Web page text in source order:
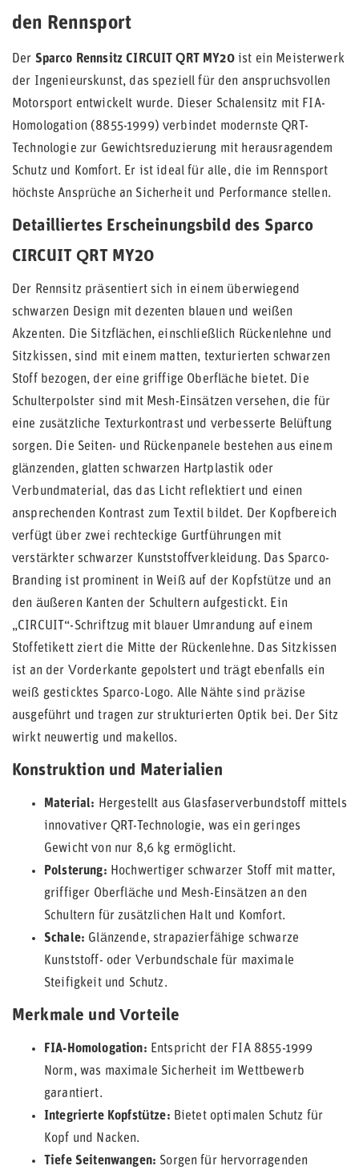
den Rennsport
Der Sparco Rennsitz CIRCUIT QRT MY20ist ein Meisterwerk
der Ingenieurskunst, das speziell für den anspruchsvollen
Motorsport entwickelt wurde. Dieser Schalensitz mit FIA-
Homologation (8855-1999) verbindet modernste QRT-
Technologie zur Gewichtsreduzierung mit herausragendem
Schutz und Komfort. Er ist ideal für alle, die im Rennsport
höchste Ansprüche an Sicherheit und Performance stellen.
Detailliertes Erscheinungsbild des Sparco
CIRCUIT QRT MY20
Der Rennsitz präsentiert sich in einem überwiegend
schwarzen Design mit dezenten blauen und weißen
Akzenten. Die Sitzflächen, einschließlich Rückenlehne und
Sitzkissen, sind mit einem matten, texturierten schwarzen
Stoff bezogen, der eine griffige Oberfläche bietet. Die
Schulterpolster sind mit Mesh-Einsätzen versehen, die für
eine zusätzliche Texturkontrast und verbesserte Belüftung
sorgen. Die Seiten- und Rückenpanele bestehen aus einem
glänzenden, glatten schwarzen Hartplastik oder
Verbundmaterial, das das Licht reflektiert und einen
ansprechenden Kontrast zum Textil bildet. Der Kopfbereich
verfügt über zwei rechteckige Gurtführungen mit
verstärkter schwarzer Kunststoffverkleidung. Das Sparco-
Branding ist prominent in Weiß auf der Kopfstütze und an
den äußeren Kanten der Schultern aufgestickt. Ein
„CIRCUIT“-Schriftzug mit blauer Umrandung auf einem
Stoffetikett ziert die Mitte der Rückenlehne. Das Sitzkissen
ist an der Vorderkante gepolstert und trägt ebenfalls ein
weiß gesticktes Sparco-Logo. Alle Nähte sind präzise
ausgeführt und tragen zur strukturierten Optik bei. Der Sitz
wirkt neuwertig und makellos.
Konstruktion und Materialien
Material: Hergestellt aus Glasfaserverbundstoff mittels
innovativer QRT-Technologie, was ein geringes
Gewicht von nur 8,6 kg ermöglicht.
Polsterung: Hochwertiger schwarzer Stoff mit matter,
griffiger Oberfläche und Mesh-Einsätzen an den
Schultern für zusätzlichen Halt und Komfort.
Schale: Glänzende, strapazierfähige schwarze
Kunststoff- oder Verbundschale für maximale
Steifigkeit und Schutz.
Merkmale und Vorteile
FIA-Homologation: Entspricht der FIA 8855-1999
Norm, was maximale Sicherheit im Wettbewerb
garantiert.
Integrierte Kopfstütze: Bietet optimalen Schutz für
Kopf und Nacken.
Tiefe Seitenwangen: Sorgen für hervorragenden